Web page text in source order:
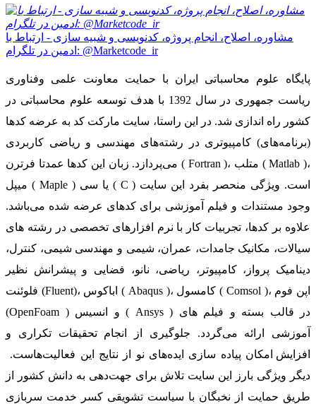
مشاوره، اصلاح، انجام پروژه، کدنویسی و شبیه سازی - ارتباط با
ادمین در تلگرام: @Marketcode_ir
پایگاه علوم محاسباتی ایران با حمایت معاونت علمی وفناوری
ریاست جمهوری در سال 1392 با هدف توسعه علوم محاسباتی در
کشور راه اندازی شد. در این راستا، سایت مارکت کد به عرضه کدها
(برنامه‌های) کامپیوتری در رشته‌های مهندسی و ریاضی کاربردی
می‌پردازد. زبان این کدها عمدتا فرترن ( Fortran )، متلب ( Matlab )،
میپل ( Maple ) یا سی ( C ) است. ویژگی منحصر بفرد این سایت
وجود مستندات و فیلم آموزشی برای کدهای عرضه شده می‌باشد.
علاوه بر کدها، تجربیات کار با نرم افزارهای تخصصی در رشته های
سیالات، مکانیک جامدات، عمران، شیمی و مهندسی شیمی، کنترل،
دینامیک پرواز، کامپیوتر، ریاضی، نانو، فضایی و پیشرانش نظیر
فلوئنت (Fluent)، اباکوس ( Abaqus )، کامسول ( Comsol )، اپن فوم
(OpenFoam ) و انسیس ( Ansys ) در قالب بسته‌ و فیلم های
آموزشی ارائه می‌گردد. جلوگیری از انجام تحقیقات تکراری و
افزایش امکان پیاده سازی ایده‌های نو از نتایج این فعالیت‌هاست.
دیگر ویژگی بارز این سایت تلاش برای جهت‌دهی به دانش کشور از
طریق حمایت از نخبگان با سیاست تشویقی کسر خدمت سربازی